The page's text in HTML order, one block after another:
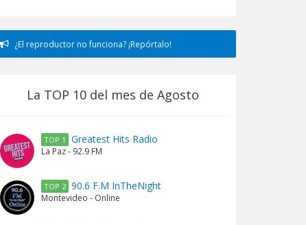
¿El reproductor no funciona? ¡Repórtalo!
La TOP 10 del mes de Agosto
TOP 1 Greatest Hits Radio
La Paz - 92.9 FM
TOP 2 90.6 F.M InTheNight
Montevideo - Online